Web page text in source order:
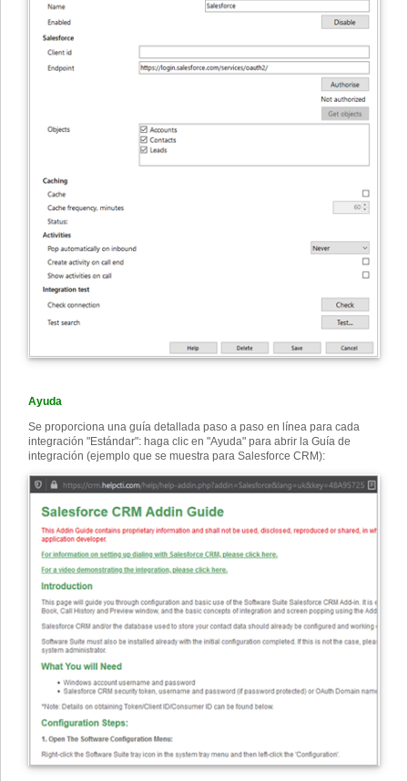
Ayuda
Se proporciona una guía detallada paso a paso en línea para cada
integración "Estándar": haga clic en "Ayuda" para abrir la Guía de
integración (ejemplo que se muestra para Salesforce CRM):